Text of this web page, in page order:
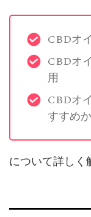
CBDオ
CBDオ
用
CBDオ
すすめ
について詳しく